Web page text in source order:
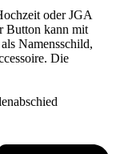
oder JGA
Button kann mit
Namensschild,
Die